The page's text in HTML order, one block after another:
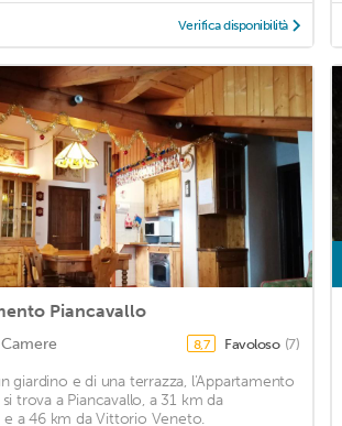
Verifica disponibilità
Piancavallo
Camere 8,7 Favoloso (7)
giardino e di una terrazza, l'Appartamento
trova a Piancavallo, a 31 km da
e a 46 km da Vittorio Veneto.